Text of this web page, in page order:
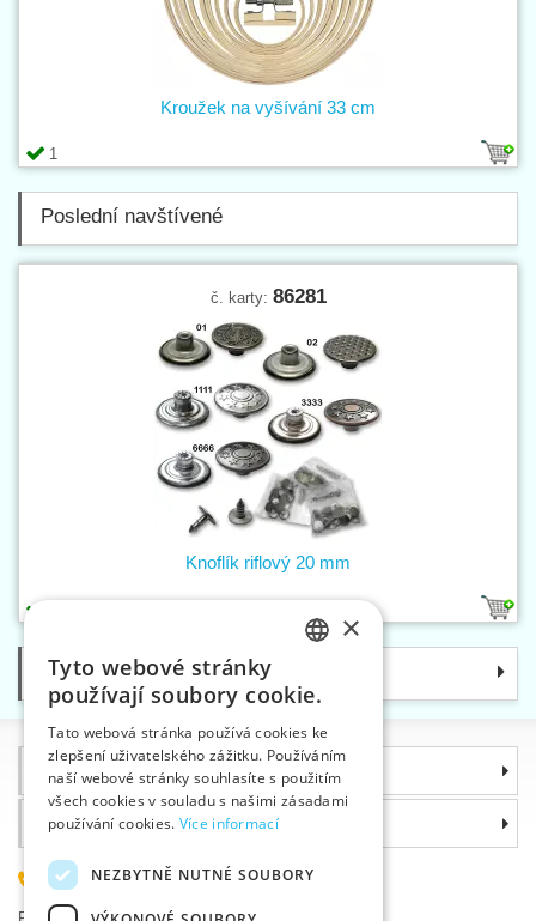
1
Kroužek na vyšívání 33 cm
Poslední navštívené
č. karty: 86281
Knoflík riflový 20 mm
Kategorie
Informace
Proč si zvolit právě nás
585 051 217
Plzeňská 868, 783 91 Uničov, Česká republika
ENGLISH
GERMAN
×
Tyto webové stránky
používají soubory cookie.
Tato webová stránka používá cookies ke
zlepšení uživatelského zážitku. Používáním
naší webové stránky souhlasíte s použitím
všech cookies v souladu s našimi zásadami
používání cookies. Více informací
NEZBYTNĚ NUTNÉ SOUBORY